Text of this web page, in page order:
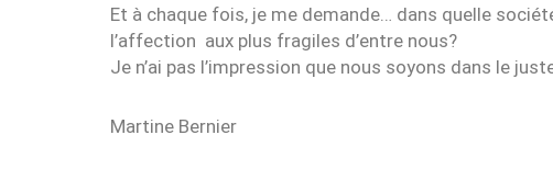
Et à chaque fois, je me demande… dans quelle
l’affection aux plus fragiles d’entre nous?
Je n’ai pas l’impression que nous soyons dans le
Martine Bernier